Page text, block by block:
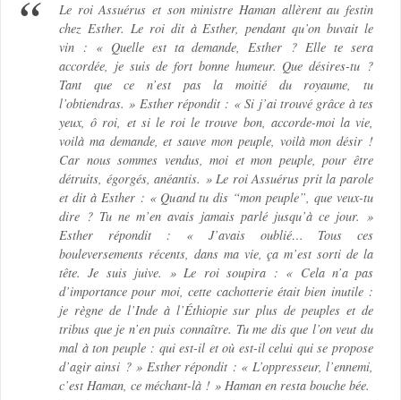
Le roi Assuérus et son ministre Haman allèrent au festin
chez Esther. Le roi dit à Esther, pendant qu’on buvait le
vin : « Quelle est ta demande, Esther ? Elle te sera
accordée, je suis de fort bonne humeur. Que désires-tu ?
Tant que ce n’est pas la moitié du royaume, tu
l’obtiendras. » Esther répondit : « Si j’ai trouvé grâce à tes
yeux, ô roi, et si le roi le trouve bon, accorde-moi la vie,
voilà ma demande, et sauve mon peuple, voilà mon désir !
Car nous sommes vendus, moi et mon peuple, pour être
détruits, égorgés, anéantis. » Le roi Assuérus prit la parole
et dit à Esther : « Quand tu dis “mon peuple”, que veux-tu
dire ? Tu ne m’en avais jamais parlé jusqu’à ce jour. »
Esther répondit : « J’avais oublié… Tous ces
bouleversements récents, dans ma vie, ça m’est sorti de la
tête. Je suis juive. » Le roi soupira : « Cela n’a pas
d’importance pour moi, cette cachotterie était bien inutile :
je règne de l’Inde à l’Éthiopie sur plus de peuples et de
tribus que je n’en puis connaître. Tu me dis que l’on veut du
mal à ton peuple : qui est-il et où est-il celui qui se propose
d’agir ainsi ? » Esther répondit : « L’oppresseur, l’ennemi,
c’est Haman, ce méchant-là ! » Haman en resta bouche bée.